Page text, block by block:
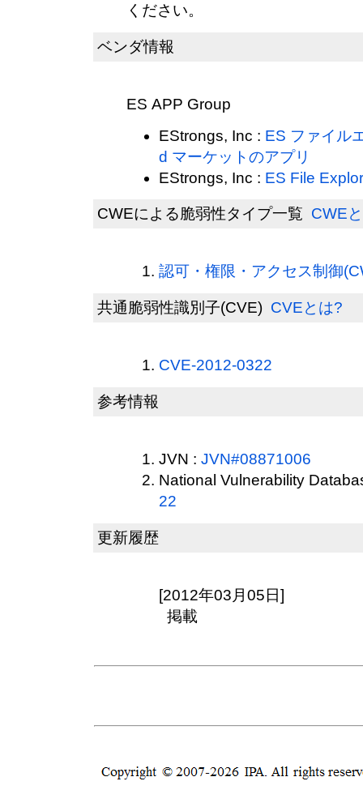
ください。
ベンダ情報
ES APP Group
EStrongs, Inc : ES ファイル
d マーケットのアプリ
EStrongs, Inc : ES File
CWEによる脆弱性タイプ一覧 CWE
認可・権限・アクセス制御
共通脆弱性識別子(CVE) CVEとは?
CVE-2012-0322
参考情報
JVN : JVN#08871006
National Vulnerability
22
更新履歴
[2012年03月05日]
掲載